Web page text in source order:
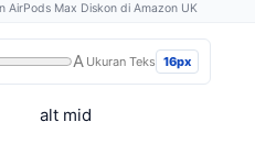
AirPods Max Diskon di Amazon UK
A Ukuran Teks 16px
alt mid